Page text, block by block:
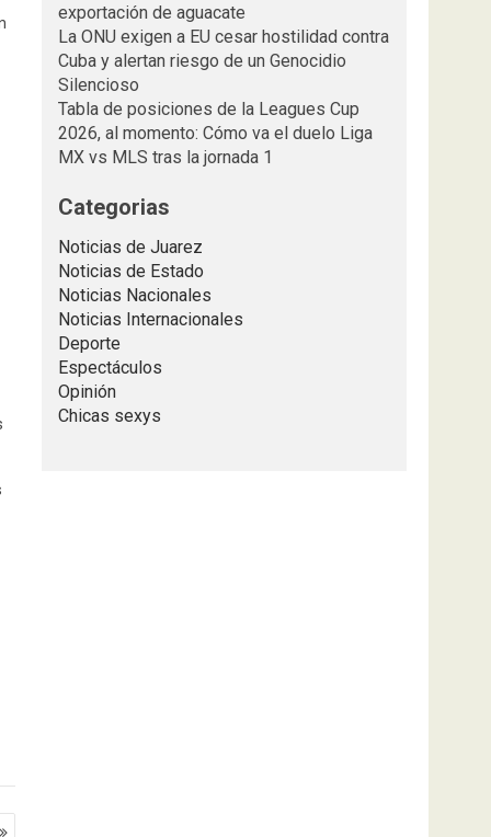
exportación de aguacate
La ONU exigen a EU cesar hostilidad contra
Cuba y alertan riesgo de un Genocidio
Silencioso
Tabla de posiciones de la Leagues Cup
2026, al momento: Cómo va el duelo Liga
MX vs MLS tras la jornada 1
Categorias
Noticias de Juarez
Noticias de Estado
Noticias Nacionales
Noticias Internacionales
Deporte
Espectáculos
Opinión
Chicas sexys